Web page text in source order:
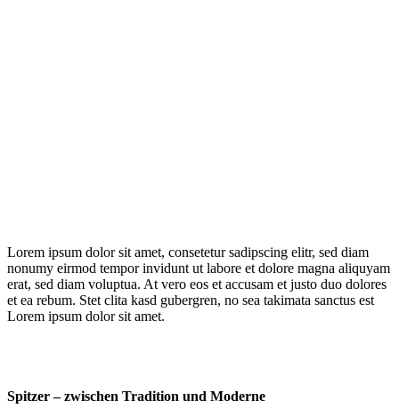
Lorem ipsum dolor sit amet, consetetur sadipscing elitr, sed diam
nonumy eirmod tempor invidunt ut labore et dolore magna aliquyam
erat, sed diam voluptua. At vero eos et accusam et justo duo dolores
et ea rebum. Stet clita kasd gubergren, no sea takimata sanctus est
Lorem ipsum dolor sit amet.
Spitzer – zwischen Tradition und Moderne